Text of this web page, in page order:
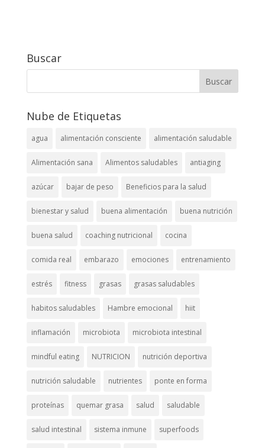
Buscar
Nube de Etiquetas
agua alimentación consciente alimentación saludable
Alimentación sana Alimentos saludables antiaging
azúcar bajar de peso Beneficios para la salud
bienestar y salud buena alimentación buena nutrición
buena salud coaching nutricional cocina
comida real embarazo emociones entrenamiento
estrés fitness grasas grasas saludables
habitos saludables Hambre emocional hiit
inflamación microbiota microbiota intestinal
mindful eating NUTRICION nutrición deportiva
nutrición saludable nutrientes ponte en forma
proteínas quemar grasa salud saludable
salud intestinal sistema inmune superfoods